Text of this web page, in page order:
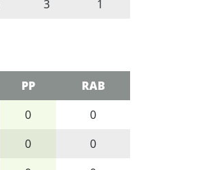
3 1
PP
RAB
0
0
0
0